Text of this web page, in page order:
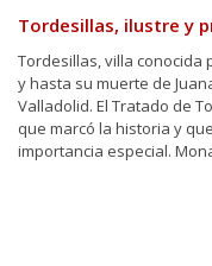
Tordesillas, ilustre y
Tordesillas, villa conocida
y hasta su muerte de
Valladolid. El Tratado de
que marcó la historia y
importancia especial.